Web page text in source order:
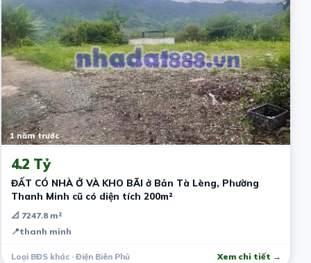
1 năm trước
4.2 Tỷ
ĐẤT CÓ NHÀ Ở VÀ KHO BÃI ở Bản Tà Lèng, Phường
Thanh Minh cũ có diện tích 200m²
📐 7247.8 m²
📍thanh minh
Loại BĐS khác · Điện Biên Phủ Xem chi tiết →